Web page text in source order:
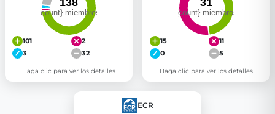
101
2
3
32
Haga clic para ver los detalles
15
11
0
5
Haga clic para ver los detalles
ECR